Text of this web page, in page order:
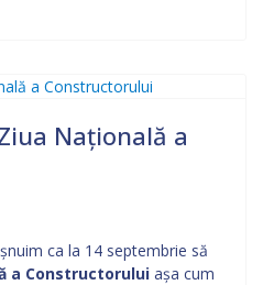
Naţională a
ca la 14 septembrie să
a Constructorului aşa cum